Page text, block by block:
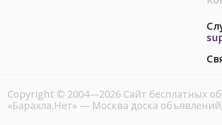
Copyright © 2004—2026 Сайт бесплатных
«Барахла.Нет» — Москва доска